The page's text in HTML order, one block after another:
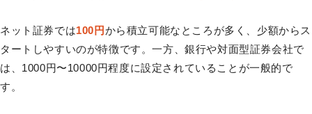
ネット証券では100円から積立可能なところが多く、少額からス
タートしやすいのが特徴です。一方、銀行や対面型証券会社で
は、1000円〜10000円程度に設定されていることが一般的で
す。